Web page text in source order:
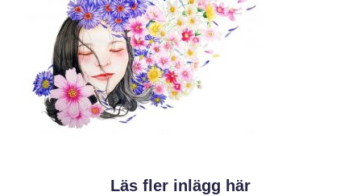
Läs fler inlägg här